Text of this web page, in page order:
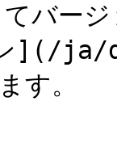
バージ
ン](/
す。